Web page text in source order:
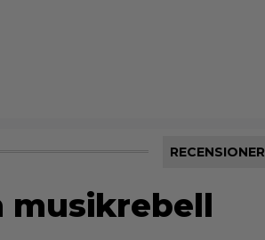
RECENSIONER
musikrebell